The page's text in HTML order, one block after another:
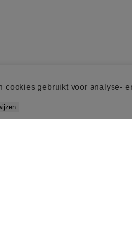
cookies gebruikt voor analyse-